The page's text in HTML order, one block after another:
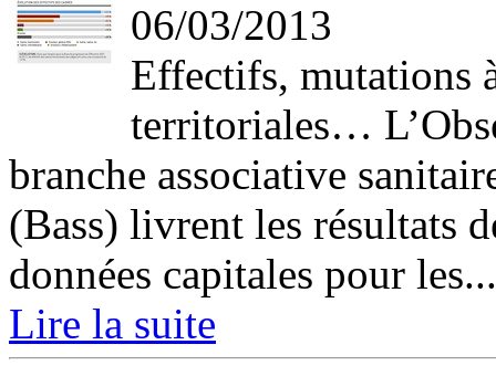
06/03/2013
Effectifs, mutations
territoriales…
branche associative
(Bass) livrent les résultats
données capitales pour les...
Lire la suite